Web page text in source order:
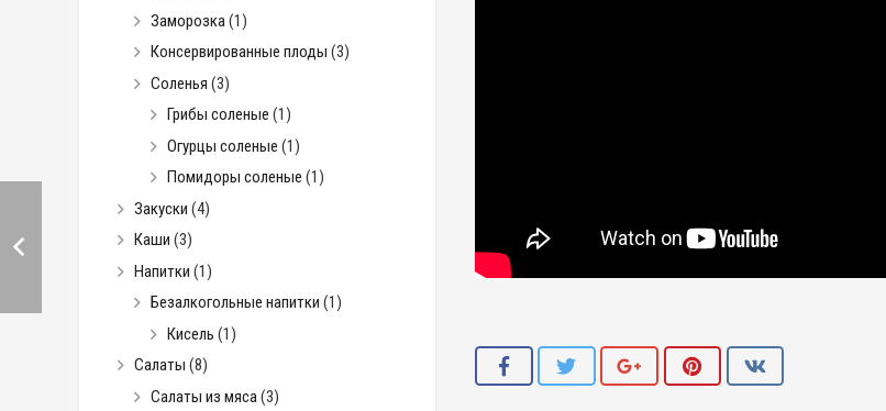
Заморозка (1)
Консервированные плоды (3)
Соленья (3)
Грибы соленые (1)
Огурцы соленые (1)
Помидоры соленые (1)
Закуски (4)
Каши (3)
Напитки (1)
Безалкогольные напитки (1)
Кисель (1)
Салаты (8)
Салаты из мяса (3)